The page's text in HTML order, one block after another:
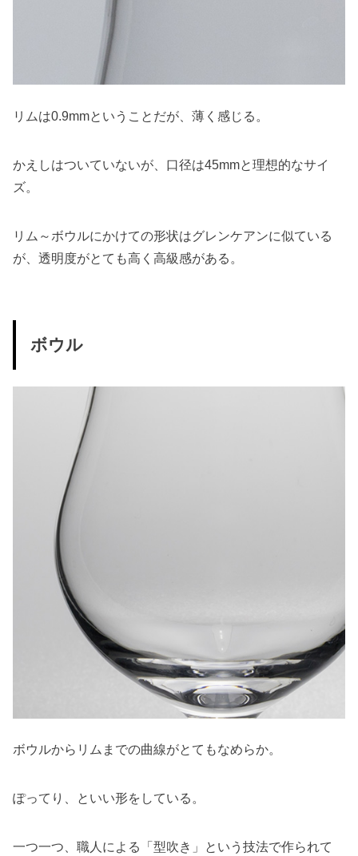
リムは0.9mmということだが、薄く感じる。
かえしはついていないが、口径は45mmと理想的なサイ
ズ。
リム～ボウルにかけての形状はグレンケアンに似ている
が、透明度がとても高く高級感がある。
ボウル
ボウルからリムまでの曲線がとてもなめらか。
ぽってり、といい形をしている。
一つ一つ、職人による「型吹き」という技法で作られて